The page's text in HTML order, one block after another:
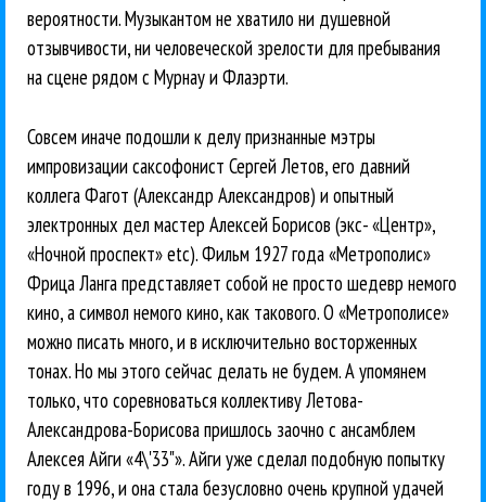
вероятности. Музыкантом не хватило ни душевной
отзывчивости, ни человеческой зрелости для пребывания
на сцене рядом с Мурнау и Флаэрти.
Совсем иначе подошли к делу признанные мэтры
импровизации саксофонист Сергей Летов, его давний
коллега Фагот (Александр Александров) и опытный
электронных дел мастер Алексей Борисов (экс- «Центр»,
«Ночной проспект» etc). Фильм 1927 года «Метрополис»
Фрица Ланга представляет собой не просто шедевр немого
кино, а символ немого кино, как такового. О «Метрополисе»
можно писать много, и в исключительно восторженных
тонах. Но мы этого сейчас делать не будем. А упомянем
только, что соревноваться коллективу Летова-
Александрова-Борисова пришлось заочно с ансамблем
Алексея Айги «4\'33"». Айги уже сделал подобную попытку
году в 1996, и она стала безусловно очень крупной удачей